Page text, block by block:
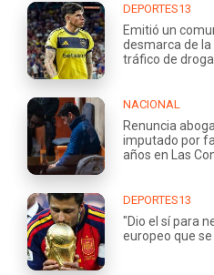
DEPORTES13
Emitió un
desmarca de
tráfico de
NACIONAL
Renuncia
imputado por
años en Las
DEPORTES13
"Dio el sí para
europeo que